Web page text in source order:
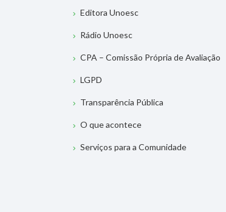
Editora Unoesc
Rádio Unoesc
CPA – Comissão Própria de Avaliação
LGPD
Transparência Pública
O que acontece
Serviços para a Comunidade